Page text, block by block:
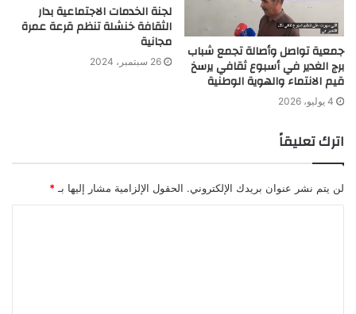
جمعية تواصل وأصالة تجمع شباب
برج الغدير في أسبوع ثقافي يرسخ
قيم الانتماء والهوية الوطنية
4 يوليو، 2026
لجنة الخدمات الاجتماعية بدار
الثقافة خنشلة تنظم قرعة عمرة
مجانية
26 سبتمبر، 2024
اترك تعليقاً
لن يتم نشر عنوان بريدك الإلكتروني. الحقول الإلزامية مشار إليها بـ *